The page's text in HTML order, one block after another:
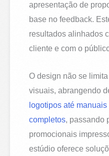
apresentação de
base no feedback.
resultados alinhados
cliente e com o
O design não se
visuais, abrangendo
logotipos até
completos, passando
promocionais
estúdio oferece